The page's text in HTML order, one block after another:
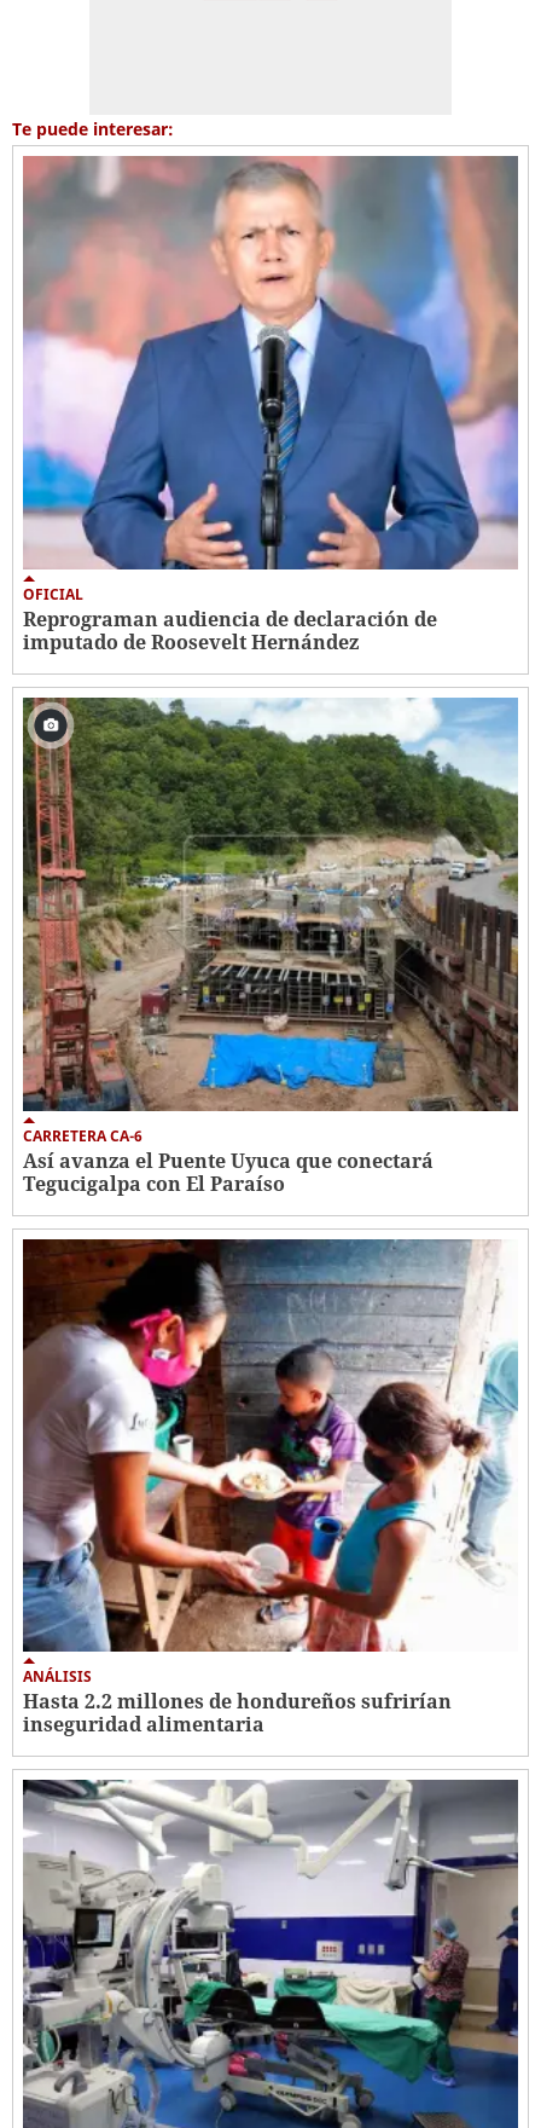
Te puede interesar:
OFICIAL
Reprograman audiencia de declaración de
imputado de Roosevelt Hernández
CARRETERA CA-6
Así avanza el Puente Uyuca que conectará
Tegucigalpa con El Paraíso
ANÁLISIS
Hasta 2.2 millones de hondureños sufrirían
inseguridad alimentaria